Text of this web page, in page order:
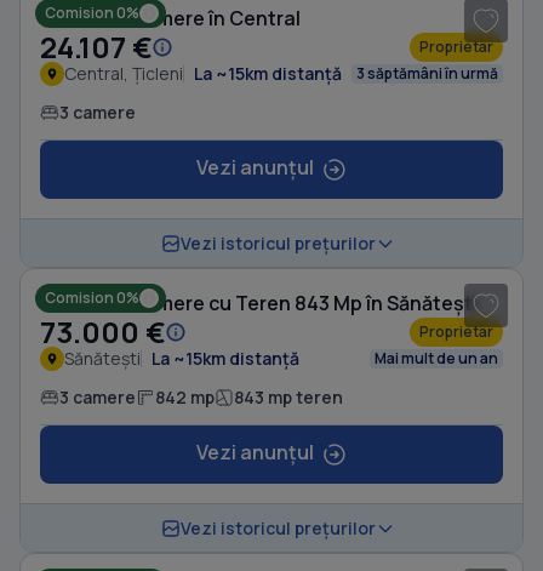
Comision 0%
Casă cu 3 camere în Central
24.107 € Proprietar
Central, Țicleni La ~15km distanță 3 săptămâni în urmă
3 camere
Vezi anunțul
Vezi istoricul prețurilor
Comision 0%
Casă cu 3 camere cu Teren 843 Mp în Sănătești
73.000 € Proprietar
Sănătești La ~15km distanță Mai mult de un an
3 camere 842 mp 843 mp teren
Vezi anunțul
Vezi istoricul prețurilor